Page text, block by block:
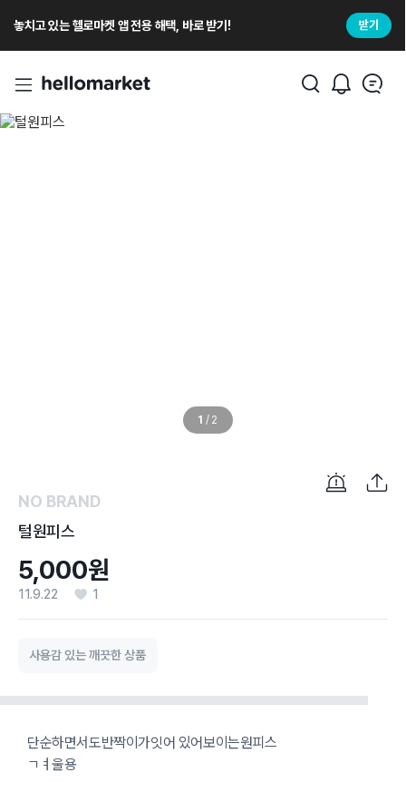
놓치고 있는 헬로마켓 앱 전용 해택, 바로 받기! 받기
1 / 2
NO BRAND
털원피스
5,000원
11.9.22 1
사용감 있는 깨끗한 상품
단순하면서도반짝이가잇어 있어보이는원피스
ㄱㅕ울용